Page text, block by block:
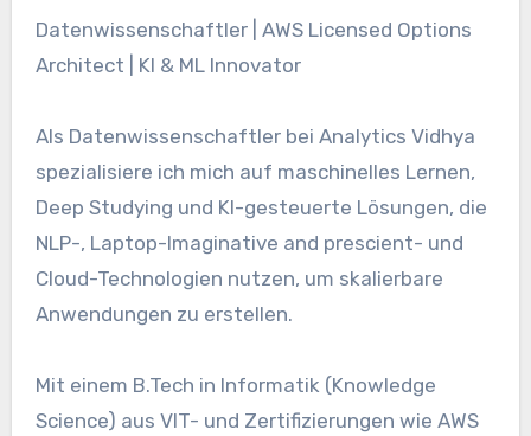
Datenwissenschaftler | AWS Licensed Options
Architect | KI & ML Innovator
Als Datenwissenschaftler bei Analytics Vidhya
spezialisiere ich mich auf maschinelles Lernen,
Deep Studying und KI-gesteuerte Lösungen, die
NLP-, Laptop-Imaginative and prescient- und
Cloud-Technologien nutzen, um skalierbare
Anwendungen zu erstellen.
Mit einem B.Tech in Informatik (Knowledge
Science) aus VIT- und Zertifizierungen wie AWS